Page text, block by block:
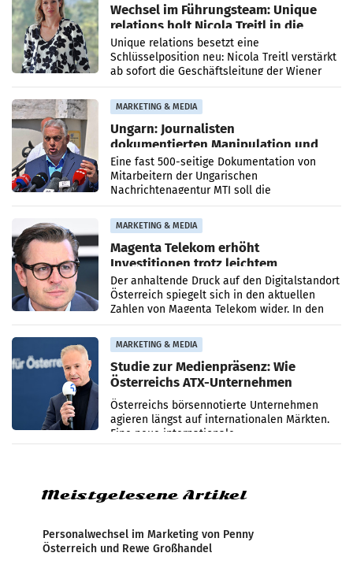
Wechsel im Führungsteam: Unique
relations holt Nicola Treitl in die
Geschäftsleitung
Unique relations besetzt eine
Schlüsselposition neu: Nicola Treitl verstärkt
ab sofort die Geschäftsleitung der Wiener
PR-Agentur an der Seite von Josef Kalina und
Anna Kalina-Mahr.
MARKETING & MEDIA
Ungarn: Journalisten
dokumentierten Manipulation und
Zensur
Eine fast 500-seitige Dokumentation von
Mitarbeitern der Ungarischen
Nachrichtenagentur MTI soll die
systematische Nachrichten-Manipulation und
Zensur bei der Agentur während der Zeit
MARKETING & MEDIA
Magenta Telekom erhöht
Investitionen trotz leichtem
Umsatzrückgang
Der anhaltende Druck auf den Digitalstandort
Österreich spiegelt sich in den aktuellen
Zahlen von Magenta Telekom wider. In den
ersten sechs Monaten des laufenden Jahres
verzeichnete
MARKETING & MEDIA
Studie zur Medienpräsenz: Wie
Österreichs ATX-Unternehmen
international wahrgenommen
werden
Österreichs börsennotierte Unternehmen
agieren längst auf internationalen Märkten.
Eine neue internationale
Medienresonanzanalyse untersucht die
Meistgelesene Artikel
Personalwechsel im Marketing von Penny
Österreich und Rewe Großhandel